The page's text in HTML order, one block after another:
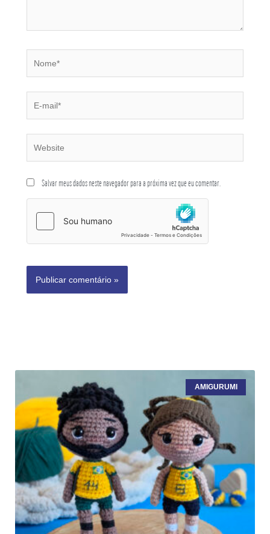
Salvar meus dados neste navegador para a próxima vez que eu comentar.
AMIGURUMI